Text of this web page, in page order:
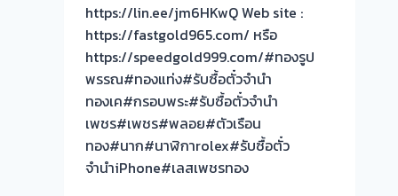
https://lin.ee/jm6HKwQ Web site :
https://fastgold965.com/ หรือ
https://speedgold999.com/#ทองรูป
พรรณ#ทองแท่ง#รับซื้อตั๋วจำนำ
ทองเค#กรอบพระ#รับซื้อตั๋วจำนำ
เพชร#เพชร#พลอย#ตัวเรือน
ทอง#นาก#นาฬิกาrolex#รับซื้อตั๋ว
จำนำiPhone#เลสเพชรทอง